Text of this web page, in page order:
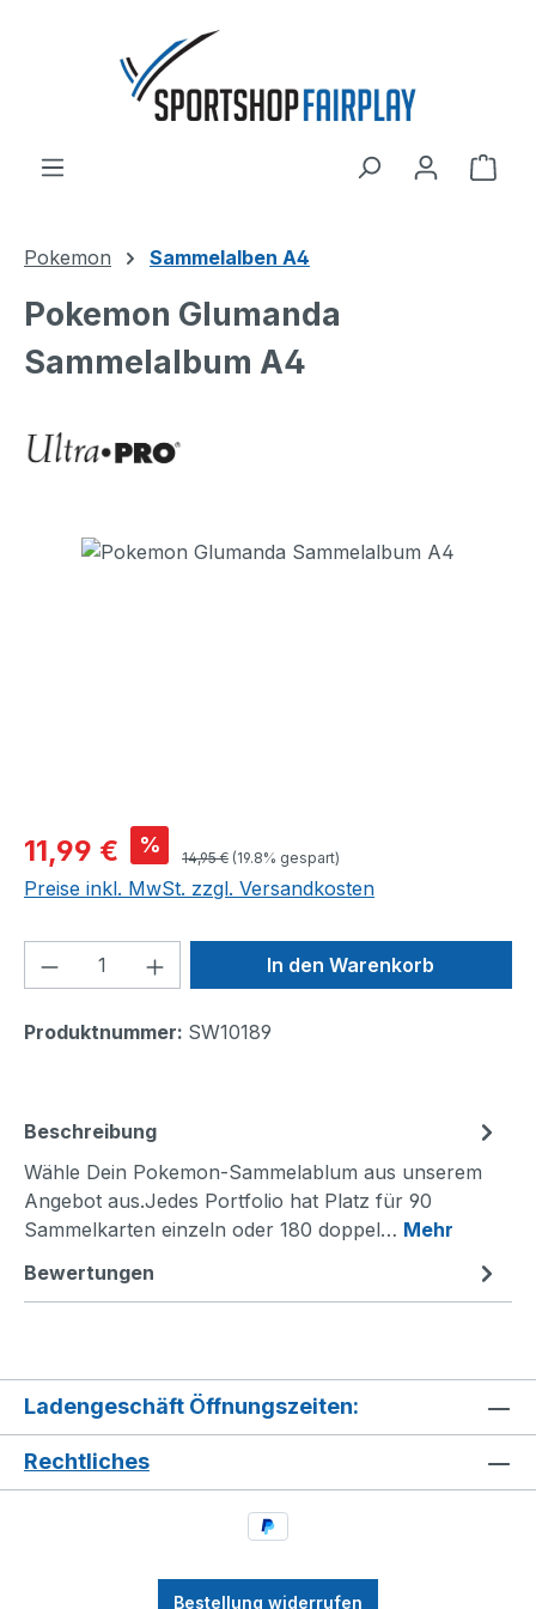
Zum Hauptinhalt springen
Pokemon Sammelalben A4
Pokemon Glumanda
Sammelalbum A4
Bildergalerie überspringen
Verkaufspreis:
11,99 € % Regulärer Preis:
14,95 € (19.8% gespart)
Preise inkl. MwSt. zzgl. Versandkosten
Produkt Anzahl: Gib denIn den Warenkorb
Produktnummer: SW10189
Beschreibung
Wähle Dein Pokemon-Sammelablum aus unserem
Angebot aus.Jedes Portfolio hat Platz für 90
Sammelkarten einzeln oder 180 doppel… Mehr
Bewertungen
Ladengeschäft Öffnungszeiten:
Rechtliches
Bestellung widerrufen